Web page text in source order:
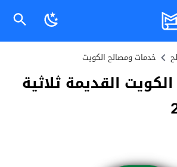
خدمات ومصالح الكويت
القديمة ثلاثية